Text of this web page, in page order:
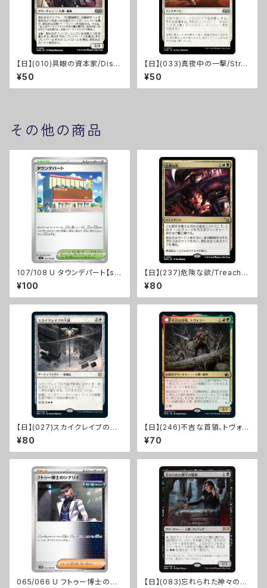
【日】(010)具眼の資本家/Disc
erning Financier [WOE]
¥50
【日】(033)真夜中の一撃/Stro
ke of Midnight [WOE]
¥50
その他の商品
107/108 U タウンデパート【sv
3】Gレギュ
¥100
【日】(237)危険な欲/Treacher
ous Greed [MKM]
¥80
【日】(027)スカイクレイブの大
鎚/Maul of the Skyclaves
[ZNR]
¥80
【日】(246)不吉な首領、トヴォラ
ー/Tovolar, Dire Overlord
[MID]
¥70
065/066 U フトゥー博士のシ
【日】(083)忘れられた神々の僧